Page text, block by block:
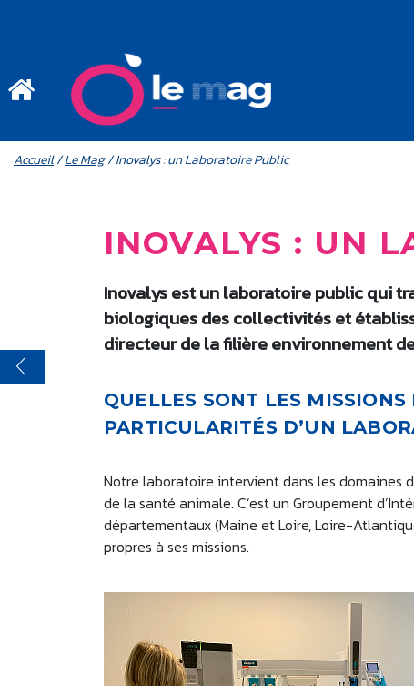
MENU MOBILE
FIL D'ARIANE
Accueil/Le Mag/ Inovalys : un Laboratoire Public
INOVALYS : UN
Inovalys est un laboratoire public qui
biologiques des collectivités et
directeur de la filière environnement
QUELLES SONT LES
PARTICULARITÉS D’UN
Notre laboratoire intervient dans les domaines
de la santé animale. C’est un Groupement
départementaux (Maine et Loire, Loire-
propres à ses missions.